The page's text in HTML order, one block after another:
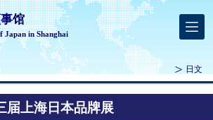
馆
Japan in Shanghai
日文
届上海日本品牌展